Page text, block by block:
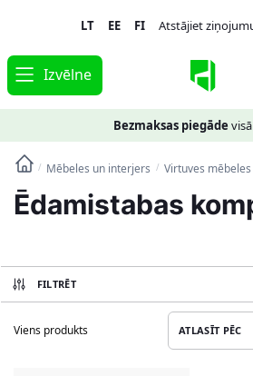
navigation
content
LT EE FI Atstājiet
Izvēlne
Bezmaksas piegāde
/ Mēbeles un interjers / Virtuves mēbeles
Ēdamistabas
FILTRĒT
Viens produkts